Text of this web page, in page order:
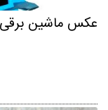
عکس ماشین برقی